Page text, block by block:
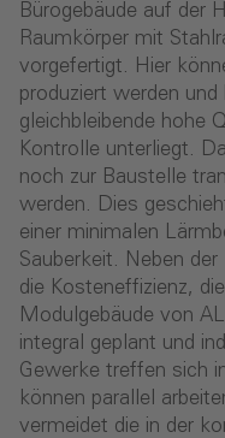
Bürogebäude auf der
Raumkörper mit
vorgefertigt. Hier
produziert werden
gleichbleibende hohe
Kontrolle unterliegt.
noch zur Baustelle
werden. Dies
einer minimalen
Sauberkeit. Neben
die Kosteneffizienz,
Modulgebäude von
integral geplant und
Gewerke treffen sich
können parallel
vermeidet die in der